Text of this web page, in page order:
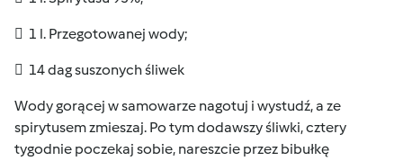
 1 l. Przegotowanej wody;
 14 dag suszonych śliwek
Wody gorącej w samowarze nagotuj i wystudź, a ze
spirytusem zmieszaj. Po tym dodawszy śliwki, cztery
tygodnie poczekaj sobie, nareszcie przez bibułkę